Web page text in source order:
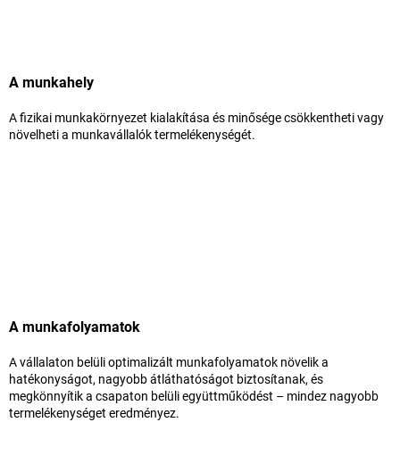
A munkahely
A fizikai munkakörnyezet kialakítása és minősége csökkentheti vagy
növelheti a munkavállalók termelékenységét.
A munkafolyamatok
A vállalaton belüli optimalizált munkafolyamatok növelik a
hatékonyságot, nagyobb átláthatóságot biztosítanak, és
megkönnyítik a csapaton belüli együttműködést – mindez nagyobb
termelékenységet eredményez.